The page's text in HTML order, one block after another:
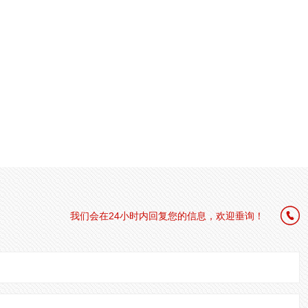
我们会在24小时内回复您的信息，欢迎垂询！ 